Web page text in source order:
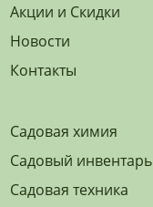
Акции и Скидки
Новости
Контакты
Садовая химия
Садовый инвентарь
Садовая техника